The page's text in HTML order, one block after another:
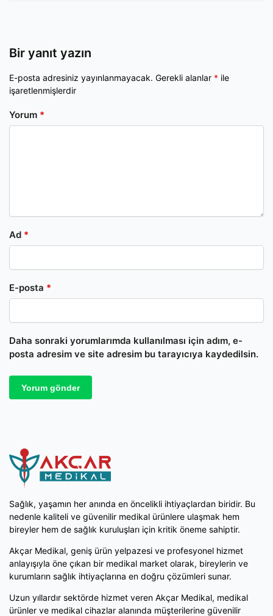
Bir yanıt yazın
E-posta adresiniz yayınlanmayacak. Gerekli alanlar * ile
işaretlenmişlerdir
Yorum *
Ad *
E-posta *
Daha sonraki yorumlarımda kullanılması için adım, e-
posta adresim ve site adresim bu tarayıcıya kaydedilsin.
Sağlık, yaşamın her anında en öncelikli ihtiyaçlardan biridir. Bu
nedenle kaliteli ve güvenilir medikal ürünlere ulaşmak hem
bireyler hem de sağlık kuruluşları için kritik öneme sahiptir.
Akçar Medikal, geniş ürün yelpazesi ve profesyonel hizmet
anlayışıyla öne çıkan bir medikal market olarak, bireylerin ve
kurumların sağlık ihtiyaçlarına en doğru çözümleri sunar.
Uzun yıllardır sektörde hizmet veren Akçar Medikal, medikal
ürünler ve medikal cihazlar alanında müşterilerine güvenilir